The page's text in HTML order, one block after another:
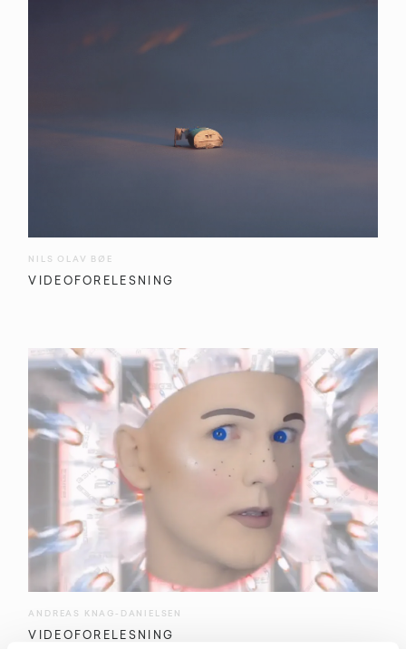
NILS OLAV BØE
VIDEOFORELESNING
ANDREAS KNAG-DANIELSEN
VIDEOFORELESNING